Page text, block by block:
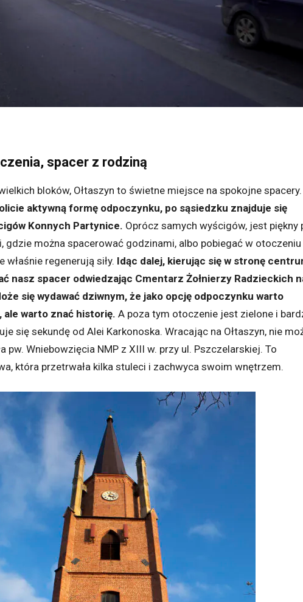
spacer z rodziną
bloków, Ołtaszyn to świetne miejsce na spokojne
aktywną formę odpoczynku, po sąsiedzku znajduje się
Konnych Partynice. Oprócz samych wyścigów, jest piękny
gdzie można spacerować godzinami, albo pobiegać w otoczeniu
regenerują siły. Idąc dalej, kierując się w stronę
nasz spacer odwiedzając Cmentarz Żołnierzy Radzieckich
się wydawać dziwnym, że jako opcję odpoczynku warto
warto znać historię. A poza tym otoczenie jest zielone i
się sekundę od Alei Karkonoska. Wracając na Ołtaszyn, nie
pw. Wniebowzięcia NMP z XIII w. przy ul. Pszczelarskiej. To
która przetrwała kilka stuleci i zachwyca swoim wnętrzem.